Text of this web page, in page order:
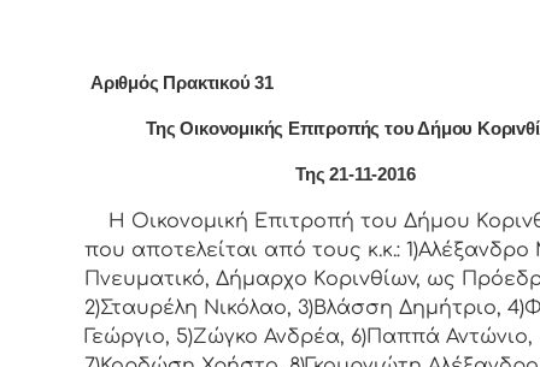
Αριθμός Πρακτικού 31
Της Οικονομικής Επιτρoπής τoυ Δήμoυ
Της 21-11-2016
Η Οικονομική Επιτρoπή τoυ Δήμoυ
πoυ απoτελείται από τoυς κ.κ.: 1)Αλέξανδρο
Πνευματικό, Δήμαρχo Κoριvθίωv, ως
2)Σταυρέλη Νικόλαο, 3)Βλάσση Δημήτριο,
Γεώργιο, 5)Ζώγκο Ανδρέα, 6)Παππά Αντώνιο,